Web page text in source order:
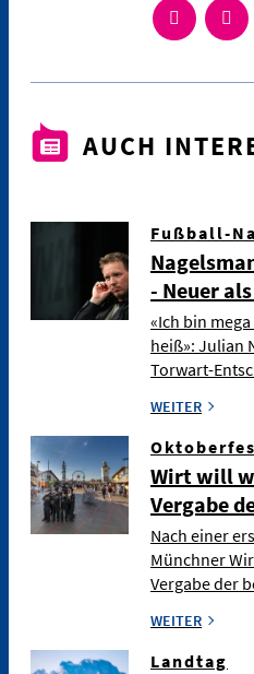
AUCH
Fußball-
- Neuer
«Ich bin
heiß»: Julian
Torwart-
WEITER
Wirt will
Vergabe
Nach einer
Münchner
Vergabe der
WEITER
Landtag